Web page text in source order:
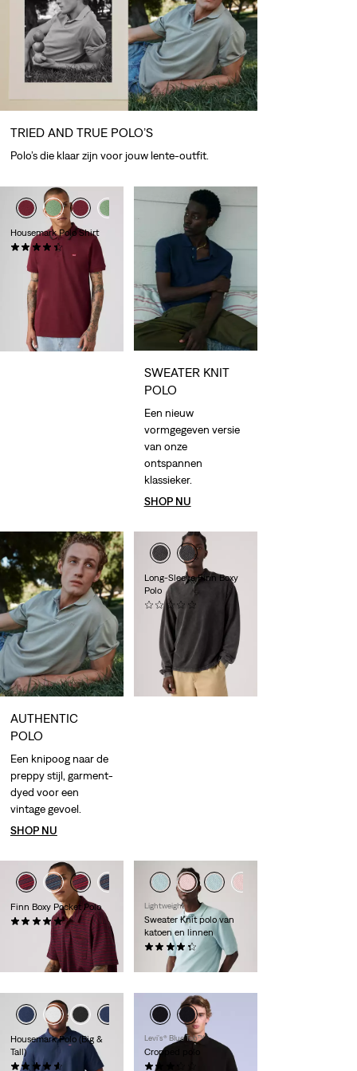
Housemark Polo Shirt
€ 54,95
Long-Sleeve Finn Boxy
Polo
€ 69,95
Finn Boxy Pocket Polo
(1)
Lightweight
Sweater Knit polo van
katoen en linnen
(9)
€ 64,95
Housemark Polo (Big &
Tall)
Levi’s® Blue Tab™
Cropped polo
TRIED AND TRUE POLO’S
Polo’s die klaar zijn voor jouw lente-outfit.
SWEATER KNIT
POLO
Een nieuw
vormgegeven versie
van onze
ontspannen
klassieker.
SHOP NU
AUTHENTIC
POLO
Een knipoog naar de
preppy stijl, garment-
dyed voor een
vintage gevoel.
SHOP NU